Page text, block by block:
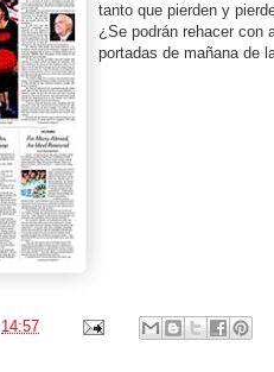
tanto que pierden y
¿Se podrán rehacer con
portadas de mañana de
14:57